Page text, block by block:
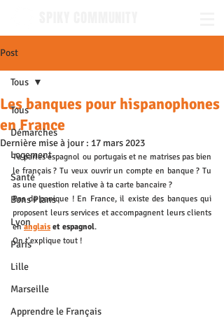
Post
Tous
Démarches
Logement
Santé
Bons Plans
Lyon
Paris
Lille
Marseille
Apprendre le Français
Tous
Les banques pour hispanophones
en France
Dernière mise à jour : 17 mars 2023
Tu parles espagnol ou portugais et ne matrises pas bien
le français ? Tu veux ouvrir un compte en banque ? Tu
as une question relative à ta carte bancaire ?
Pas de panique ! En France, il existe des banques qui
proposent leurs services et accompagnent leurs clients
en anglais et espagnol.
On t'explique tout !